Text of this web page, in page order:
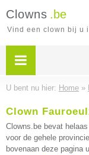
Clowns .be
Vind een clown bij u
U bent nu hier: Home »
Clown
Clowns.be bevat
voor de gehele
bovenaan deze pagina